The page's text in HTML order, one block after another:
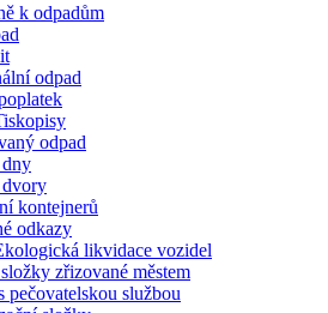
k odpadům
odpad
odpad
dny
dvory
kontejnerů
odkazy
likvidace vozidel
zřizované městem
pečovatelskou službou